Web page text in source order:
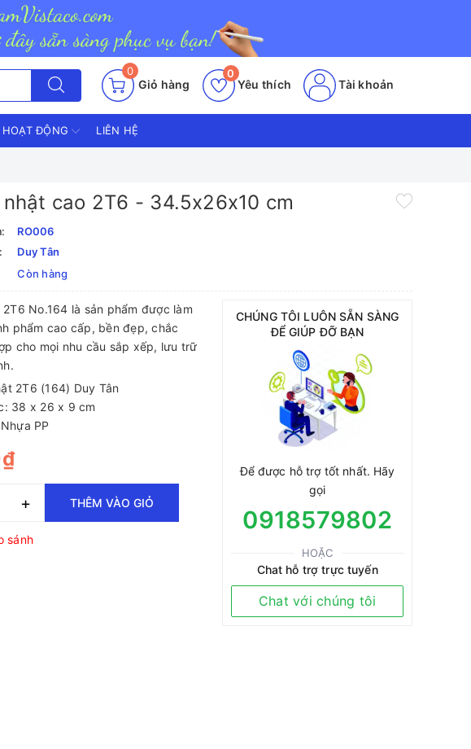
0
Giỏ hàng Yêu thích
0
Tài khoản
HOẠT ĐỘNG LIÊN HỆ
nhật cao 2T6 - 34.5x26x10 cm
RO006
Duy Tân
Còn hàng
2T6 No.164 là sản phẩm được làm
phẩm cao cấp, bền đẹp, chắc
cho mọi nhu cầu sắp xếp, lưu trữ
2T6 (164) Duy Tân
38 x 26 x 9 cm
PP
+ THÊM VÀO GIỎ
sánh
CHÚNG TÔI LUÔN SẴN SÀNG
ĐỂ GIÚP ĐỠ BẠN
Để được hỗ trợ tốt nhất. Hãy
gọi
0918579802
HOẶC
Chat hỗ trợ trực tuyến
Chat với chúng tôi